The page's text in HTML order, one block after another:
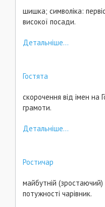
шишка; символіка:
високої посади.
Детальніше...
Гостята
скорочення від імен на
грамоти.
Детальніше...
Ростичар
майбутній
потужності чарівник.